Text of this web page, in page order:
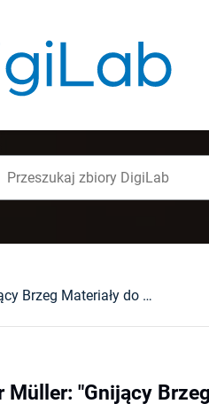
Heiner Müller: "Gnijący Brzeg Materiały do Medei Krajobraz z Argonautami". Alegoryzacja dramatu
Müller: "Gnijący